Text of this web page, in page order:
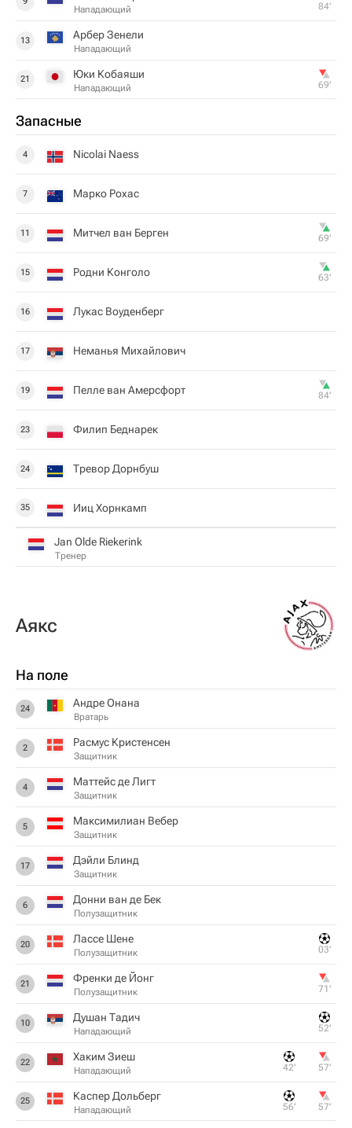
Нападающий 84‎’‎
13 Арбер Зенели
Нападающий
21 Юки Кобаяши
Нападающий 69‎’‎
Запасные
4 Nicolai Naess
7 Марко Рохас
11 Митчел ван Берген 69‎’‎
15 Родни Конголо 63‎’‎
16 Лукас Воуденберг
17 Неманья Михайлович
19 Пелле ван Амерсфорт 84‎’‎
23 Филип Беднарек
24 Тревор Дорнбуш
35 Ииц Хорнкамп
Jan Olde Riekerink
Тренер
Аякс
На поле
24 Андре Онана
Вратарь
2 Расмус Кристенсен
Защитник
4 Маттейс де Лигт
Защитник
5 Максимилиан Вебер
Защитник
17 Дэйли Блинд
Защитник
6 Донни ван де Бек
Полузащитник
20 Лассе Шене
Полузащитник 03‎’‎
21 Френки де Йонг
Полузащитник 71‎’‎
10 Душан Тадич
Нападающий 52‎’‎
22 Хаким Зиеш
Нападающий 42‎’‎ 57‎’‎
25 Каспер Дольберг
Нападающий 56‎’‎ 57‎’‎